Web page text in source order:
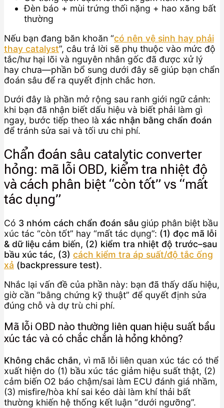
Đèn báo + mùi trứng thối nặng + hao xăng bất
thường
Nếu bạn đang băn khoăn “có nên vệ sinh hay phải
thay catalyst”, câu trả lời sẽ phụ thuộc vào mức độ
tắc/hư hại lõi và nguyên nhân gốc đã được xử lý
hay chưa—phần bổ sung dưới đây sẽ giúp bạn chẩn
đoán sâu để ra quyết định chắc hơn.
Dưới đây là phần mở rộng sau ranh giới ngữ cảnh:
khi bạn đã nhận biết dấu hiệu và biết phải làm gì
ngay, bước tiếp theo là xác nhận bằng chẩn đoán
để tránh sửa sai và tối ưu chi phí.
Chẩn đoán sâu catalytic converter
hỏng: mã lỗi OBD, kiểm tra nhiệt độ
và cách phân biệt “còn tốt” vs “mất
tác dụng”
Có 3 nhóm cách chẩn đoán sâu giúp phân biệt bầu
xúc tác “còn tốt” hay “mất tác dụng”: (1) đọc mã lỗi
& dữ liệu cảm biến, (2) kiểm tra nhiệt độ trước–sau
bầu xúc tác, (3) cách kiểm tra áp suất/độ tắc ống
xả (backpressure test).
Nhắc lại vấn đề của phần này: bạn đã thấy dấu hiệu,
giờ cần “bằng chứng kỹ thuật” để quyết định sửa
đúng chỗ và dự trù chi phí.
Mã lỗi OBD nào thường liên quan hiệu suất bầu
xúc tác và có chắc chắn là hỏng không?
Không chắc chắn, vì mã lỗi liên quan xúc tác có thể
xuất hiện do (1) bầu xúc tác giảm hiệu suất thật, (2)
cảm biến O2 báo chậm/sai làm ECU đánh giá nhầm,
(3) misfire/hòa khí sai kéo dài làm khí thải bất
thường khiến hệ thống kết luận “dưới ngưỡng”.